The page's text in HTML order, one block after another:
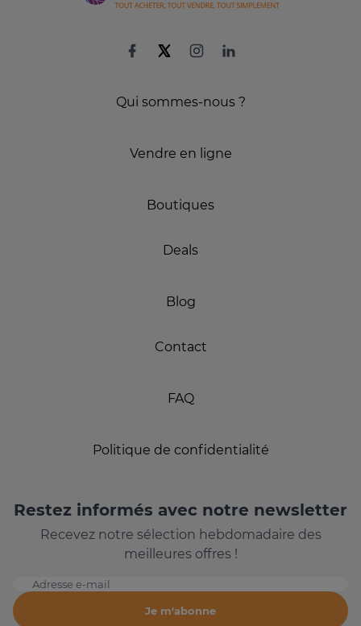
Qui sommes-nous ?
Vendre en ligne
Boutiques
Deals
Blog
Contact
FAQ
Politique de confidentialité
Restez informés avec notre newsletter
Recevez notre sélection hebdomadaire des
meilleures offres !
Adresse e-mail
Je m'abonne